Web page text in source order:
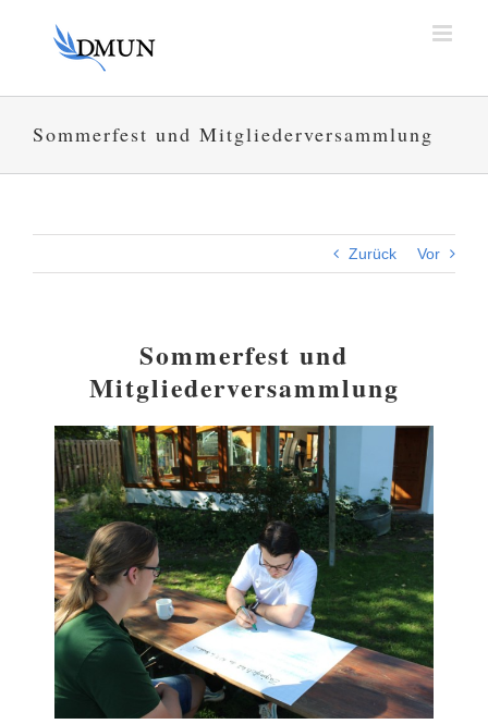
Sommerfest und Mitgliederversammlung
Zurück Vor
Sommerfest und
Mitgliederversammlung